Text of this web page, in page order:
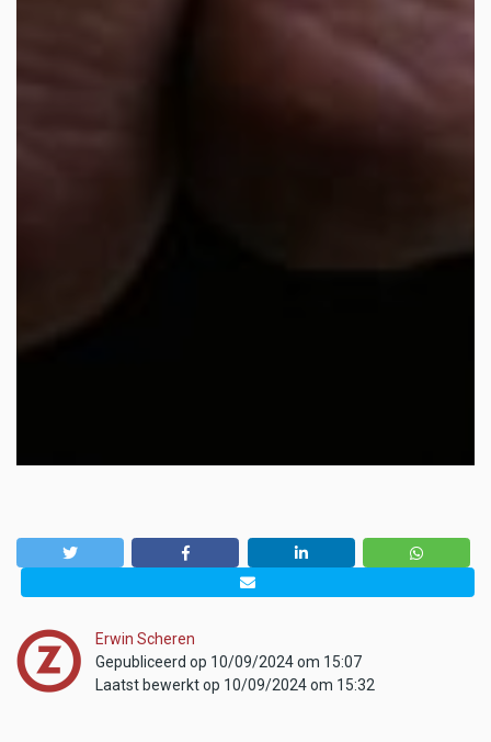
Erwin Scheren
Gepubliceerd op 10/09/2024 om 15:07
Laatst bewerkt op 10/09/2024 om 15:32